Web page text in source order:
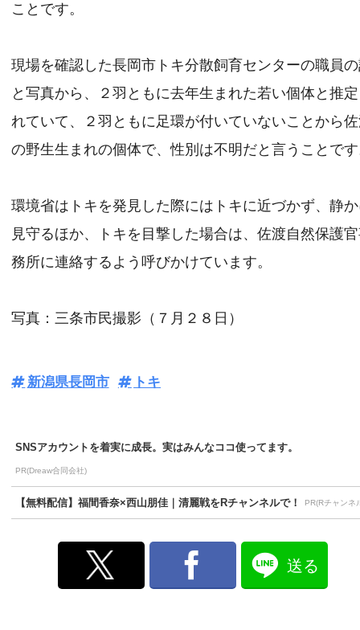
ことです。
現場を確認した長岡市トキ分散飼育センターの職員
と写真から、２羽ともに去年生まれた若い個体と推
れていて、２羽ともに足環が付いていないことから
の野生生まれの個体で、性別は不明だと言うことで
環境省はトキを発見した際にはトキに近づかず、静
見守るほか、トキを目撃した場合は、佐渡自然保護
務所に連絡するよう呼びかけています。
写真：三条市民撮影（７月２８日）
新潟県長岡市 トキ
SNSアカウントを着実に成長。実はみんなココ使ってます。
PR(Dreaw合同会社)
【無料配信】福間香奈×西山朋佳｜清麗戦をRチャンネルで！ PR(Rチャンネ
送る